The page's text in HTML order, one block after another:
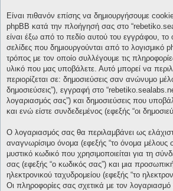
Είναι πιθανόν επίσης να δημιουργήσουμε
phpBB κατά την πλοήγησή σας στο
είναι έξω από το πεδίο αυτού του εγγράφου, το
σελίδες που δημιουργούνται από το λογισμικό
τρόπος με τον οποίο συλλέγουμε τις
υλικό που μας υποβάλετε. Αυτό μπορεί να
περιορίζεται σε: δημοσιεύσεις σαν ανώνυμο
δημοσιεύσεις”), εγγραφή στο
λογαριασμός σας”) και δημοσιεύσεις που
και ενώ είστε συνδεδεμένος (εφεξής “οι
Ο λογαριασμός σας θα περιλαμβάνει ως
αναγνωρίσιμο όνομα (εφεξής “το όνομα
μυστικό κωδικό που χρησιμοποιείται για τη
σας (εφεξής “ο κωδικός σας”) και μια
ηλεκτρονικού ταχυδρομείου (εφεξής “το
Οι πληροφορίες σας σχετικά με τον